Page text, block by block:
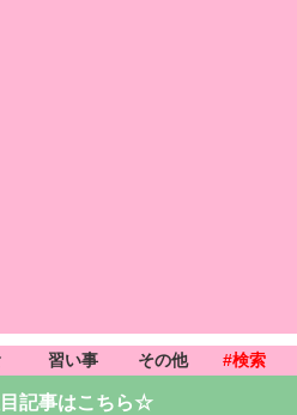
習い事 その他 #検索
記事はこちら☆